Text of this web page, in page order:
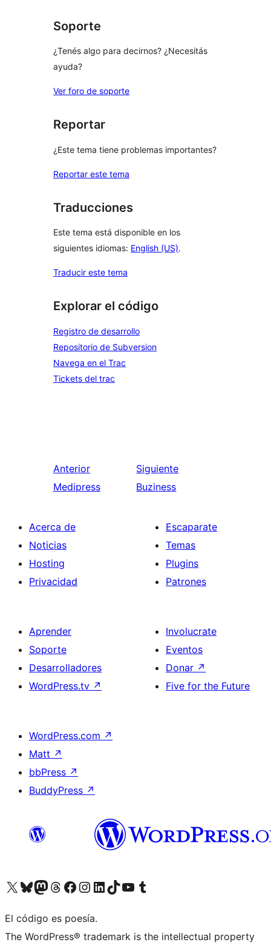
Soporte
¿Tenés algo para decirnos? ¿Necesitás
ayuda?
Ver foro de soporte
Reportar
¿Este tema tiene problemas importantes?
Reportar este tema
Traducciones
Este tema está disponible en los
siguientes idiomas: English (US).
Traducir este tema
Explorar el código
Registro de desarrollo
Repositorio de Subversion
Navega en el Trac
Tickets del trac
Anterior
Medipress
Siguiente
Buziness
Acerca de
Noticias
Hosting
Privacidad
Escaparate
Temas
Plugins
Patrones
Aprender
Soporte
Desarrolladores
WordPress.tv ↗
Involucrate
Eventos
Donar ↗
Five for the Future
WordPress.com ↗
Matt ↗
bbPress ↗
BuddyPress ↗
Visitá nuestra cuenta de X (anteriormente Twitter)
Visitá nuestra cuenta de Bluesky
Visitá nuestra cuenta de Mastodon
Visitá nuestra cuenta de Threads
Visitá nuestra página de Facebook
Visitá nuestra cuenta de Instagram
Visitá nuestra cuenta de LinkedIn
Visitá nuestra cuenta de TikTok
Visitá nuestro canal de YouTube
Visitá nuestra cuenta de Tumblr
El código es poesía.
The WordPress® trademark is the intellectual property